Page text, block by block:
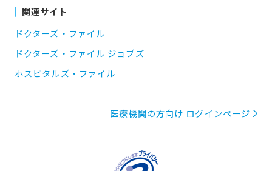
関連サイト
ドクターズ・ファイル
ドクターズ・ファイル ジョブズ
ホスピタルズ・ファイル
医療機関の方向け ログインページ